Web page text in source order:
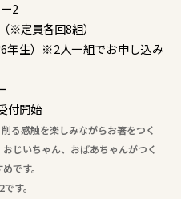
2
※定員各回8組）
年生）※2人一組でお申し込み
付開始
る感触を楽しみながらお箸をつく
じいちゃん、おばあちゃんがつく
です。
す。